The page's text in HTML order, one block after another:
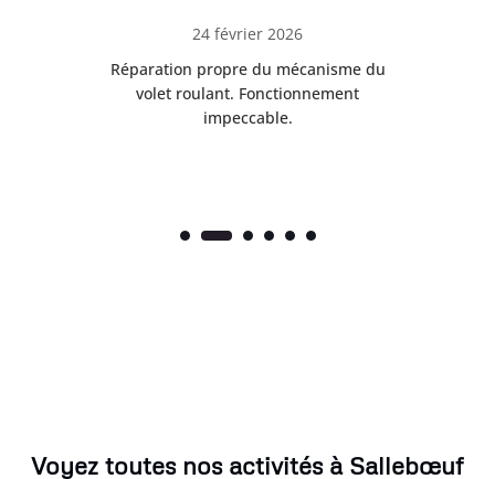
24 février 2026
Réparation propre du mécanisme du
volet roulant. Fonctionnement
impeccable.
Voyez toutes nos activités à Sallebœuf